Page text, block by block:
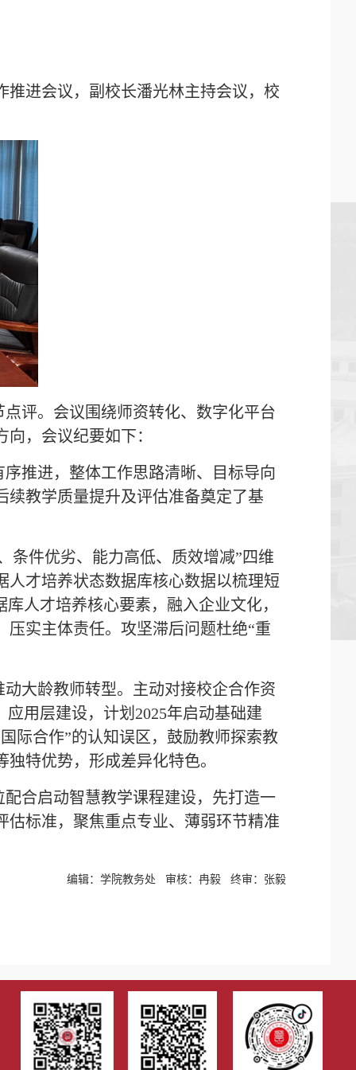
进会议， 副校长潘光林主持会议， 校
评。会议围绕师资转化、数字化平台
，会议纪要如下：
推进，整体工作思路清晰、目标导向
教学质量提升及评估准备奠定了基
条件优劣、能力高低、质效增减”四维
才培养状态数据库核心数据以梳理短
人才培养核心要素，融入企业文化，
实主体责任。攻坚滞后问题杜绝“重
大龄教师转型。主动对接校企合作资
用层建设，计划2025年启动基础建
际合作”的认知误区，鼓励教师探索教
特优势，形成差异化特色。
合启动智慧教学课程建设，先打造一
标准，聚焦重点专业、薄弱环节精准
编辑：学院教务处 审核：冉毅 终审：张毅